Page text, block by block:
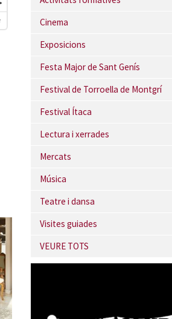
Cinema
Exposicions
Festa Major de Sant Genís
Festival de Torroella de Montgrí
Festival Ítaca
Lectura i xerrades
Mercats
Música
Teatre i dansa
Visites guiades
VEURE TOTS